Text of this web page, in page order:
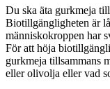
Du ska äta gurkmeja
Biotillgängligheten är
människokroppen har
För att höja
gurkmeja tillsammans
eller olivolja eller vad